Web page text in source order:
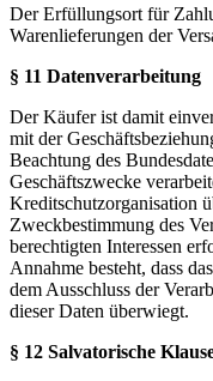
Der Erfüllungsort für
Warenlieferungen der
§ 11 Datenverarbeitung
Der Käufer ist damit
mit der
Beachtung des
Geschäftszwecke
Kreditschutzorganisation
Zweckbestimmung des
berechtigten Interessen
Annahme besteht, dass
dem Ausschluss der
dieser Daten überwiegt.
§ 12 Salvatorische